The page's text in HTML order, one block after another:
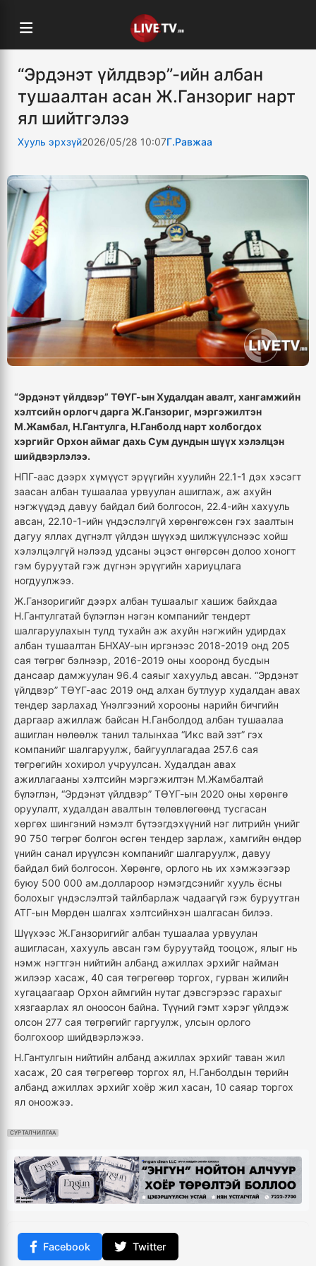
“Эрдэнэт үйлдвэр”-ийн албан
тушаалтан асан Ж.Ганзориг нарт
ял шийтгэлээ
Хууль эрхзүй2026/05/28 10:07Г.Равжаа
“Эрдэнэт үйлдвэр” ТӨҮГ-ын Худалдан авалт, хангамжийн
хэлтсийн орлогч дарга Ж.Ганзориг, мэргэжилтэн
М.Жамбал, Н.Гантулга, Н.Ганболд нарт холбогдох
хэргийг Орхон аймаг дахь Сум дундын шүүх хэлэлцэн
шийдвэрлэлээ.
НПГ-аас дээрх хүмүүст эрүүгийн хуулийн 22.1-1 дэх хэсэгт
заасан албан тушаалаа урвуулан ашиглаж, аж ахуйн
нэгжүүдэд давуу байдал бий болгосон, 22.4-ийн хахууль
авсан, 22.10-1-ийн үндэслэлгүй хөрөнгөжсөн гэх заалтын
дагуу яллах дүгнэлт үйлдэн шүүхэд шилжүүлснээс хойш
хэлэлцэлгүй нэлээд удсаны эцэст өнгөрсөн долоо хоногт
гэм буруутай гэж дүгнэн эрүүгийн хариуцлага
ногдуулжээ.
Ж.Ганзоригийг дээрх албан тушаалыг хашиж байхдаа
Н.Гантулгатай бүлэглэн нэгэн компанийг тендерт
шалгаруулахын тулд тухайн аж ахуйн нэгжийн удирдах
албан тушаалтан БНХАУ-ын иргэнээс 2018-2019 онд 205
сая төгрөг бэлнээр, 2016-2019 оны хооронд бусдын
дансаар дамжуулан 96.4 саяыг хахуульд авсан. “Эрдэнэт
үйлдвэр” ТӨҮГ-аас 2019 онд алхан бутлуур худалдан авах
тендер зарлахад Үнэлгээний хорооны нарийн бичгийн
даргаар ажиллаж байсан Н.Ганболдод албан тушаалаа
ашиглан нөлөөлж танил талынхаа “Икс вай зэт” гэх
компанийг шалгаруулж, байгууллагадаа 257.6 сая
төгрөгийн хохирол учруулсан. Худалдан авах
ажиллагааны хэлтсийн мэргэжилтэн М.Жамбалтай
бүлэглэн, “Эрдэнэт үйлдвэр” ТӨҮГ-ын 2020 оны хөрөнгө
оруулалт, худалдан авалтын төлөвлөгөөнд тусгасан
хөргөх шингэний нэмэлт бүтээгдэхүүний нэг литрийн үнийг
90 750 төгрөг болгон өсгөн тендер зарлаж, хамгийн өндөр
үнийн санал ирүүлсэн компанийг шалгаруулж, давуу
байдал бий болгосон. Хөрөнгө, орлого нь их хэмжээгээр
буюу 500 000 ам.доллароор нэмэгдсэнийг хууль ёсны
болохыг үндэслэлтэй тайлбарлаж чадаагүй гэж буруутган
АТГ-ын Мөрдөн шалгах хэлтсийнхэн шалгасан билээ.
Шүүхээс Ж.Ганзоригийг албан тушаалаа урвуулан
ашигласан, хахууль авсан гэм буруутайд тооцож, ялыг нь
нэмж нэгтгэн нийтийн албанд ажиллах эрхийг найман
жилээр хасаж, 40 сая төгрөгөөр торгох, гурван жилийн
хугацаагаар Орхон аймгийн нутаг дэвсгэрээс гарахыг
хязгаарлах ял оноосон байна. Түүний гэмт хэрэг үйлдэж
олсон 277 сая төгрөгийг гаргуулж, улсын орлого
болгохоор шийдвэрлэжээ.
Н.Гантулгын нийтийн албанд ажиллах эрхийг таван жил
хасаж, 20 сая төгрөгөөр торгох ял, Н.Ганболдын төрийн
албанд ажиллах эрхийг хоёр жил хасан, 10 саяар торгох
ял оноожээ.
СУРТАЛЧИЛГАА
Facebook Twitter